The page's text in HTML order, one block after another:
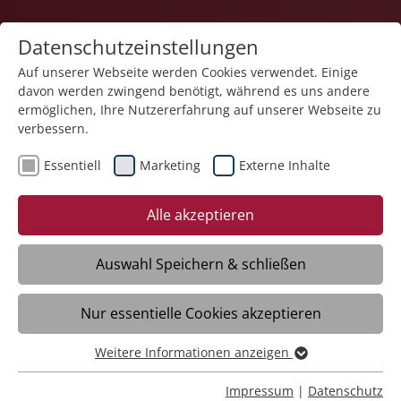
Begleitete Elternschaft
Friedrichshafen
Datenschutzeinstellungen
Auf unserer Webseite werden Cookies verwendet. Einige
davon werden zwingend benötigt, während es uns andere
ermöglichen, Ihre Nutzererfahrung auf unserer Webseite zu
verbessern.
Essentiell Marketing Externe Inhalte
Alle akzeptieren
Auswahl Speichern & schließen
Nur essentielle Cookies akzeptieren
Essentiell
Essentielle Cookies werden für grundlegende Funktionen
Weitere Informationen anzeigen
Impressum | Datenschutz